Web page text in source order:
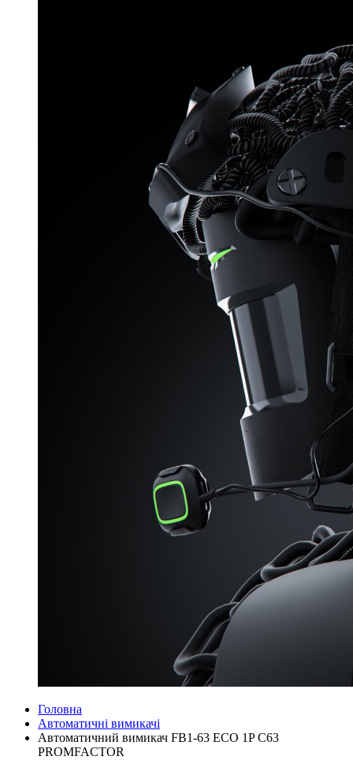
Головна
Автоматичні вимикачі
Автоматичний вимикач FB1-63 ECO 1P С63
PROMFACTOR